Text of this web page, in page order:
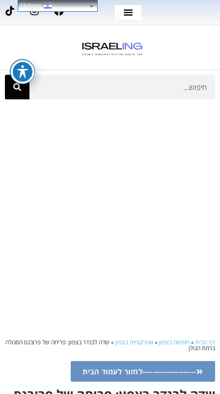
דף הבית»חופשה בצפון» אטרקציות בצפון» שדה לבנדר בצפון: פריחה של פרובנס הסגולה
ברמת הגולן
---------------------לחזור לעמוד הבית
Hebrew